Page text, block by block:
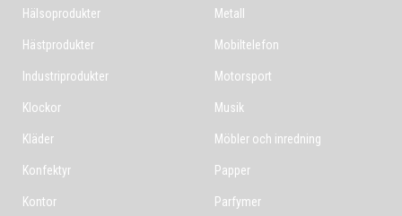
Hälsoprodukter
Hästprodukter
Industriprodukter
Klockor
Kläder
Konfektyr
Kontor
Metall
Mobiltelefon
Motorsport
Musik
Möbler och inredning
Papper
Parfymer